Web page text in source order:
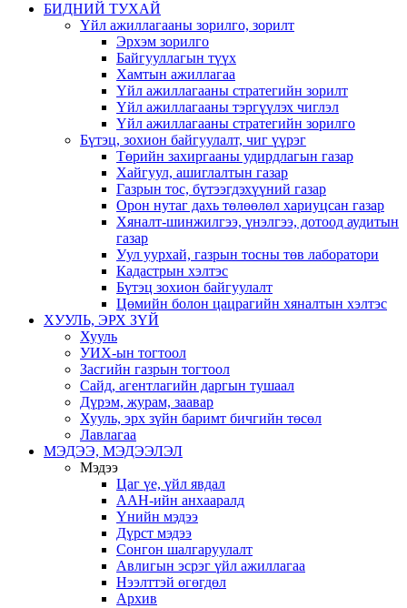
БИДНИЙ ТУХАЙ
Үйл ажиллагааны зорилго, зорилт
Эрхэм зорилго
Байгууллагын түүх
Хамтын ажиллагаа
Үйл ажиллагааны стратегийн зорилт
Үйл ажиллагааны тэргүүлэх чиглэл
Үйл ажиллагааны стратегийн зорилго
Бүтэц, зохион байгуулалт, чиг үүрэг
Төрийн захиргааны удирдлагын газар
Хайгуул, ашиглалтын газар
Газрын тос, бүтээгдэхүүний газар
Орон нутаг дахь төлөөлөл хариуцсан газар
Хяналт-шинжилгээ, үнэлгээ, дотоод аудитын
газар
Уул уурхай, газрын тосны төв лаборатори
Кадастрын хэлтэс
Бүтэц зохион байгуулалт
Цөмийн болон цацрагийн хяналтын хэлтэс
ХУУЛЬ, ЭРХ ЗҮЙ
Хууль
УИХ-ын тогтоол
Засгийн газрын тогтоол
Сайд, агентлагийн даргын тушаал
Дүрэм, журам, заавар
Хууль, эрх зүйн баримт бичгийн төсөл
Лавлагаа
МЭДЭЭ, МЭДЭЭЛЭЛ
Мэдээ
Цаг үе, үйл явдал
ААН-ийн анхааралд
Үнийн мэдээ
Дүрст мэдээ
Сонгон шалгаруулалт
Авлигын эсрэг үйл ажиллагаа
Нээлттэй өгөгдөл
Архив